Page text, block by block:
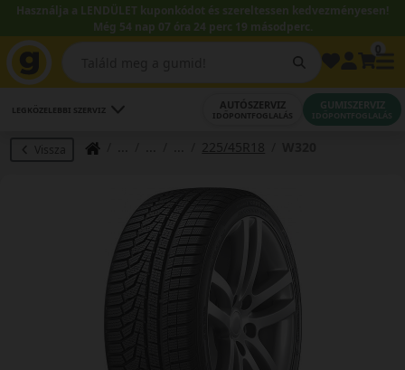
Használja a LENDÜLET kuponkódot és szereltessen kedvezményesen!
Még 54 nap 07 óra 24 perc 18 másodperc.
LEGKÖZELEBBI SZERVIZ AUTÓSZERVIZ
IDŐPONTFOGLALÁS
GUMISZERVIZ
IDŐPONTFOGLALÁS
Vissza 225/45R18